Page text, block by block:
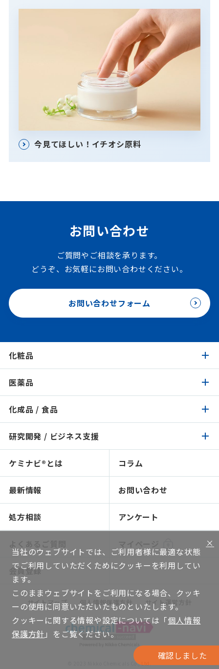
今見てほしい！イチオシ原料
お問い合わせ
ご質問やご相談を承ります。
どうぞ、お気軽にお問い合わせください。
お問い合わせフォーム
化粧品
化粧品トップ
製品検索
イチオシ原料
認証 / サステナビリティ
感触で選ぶ
NIKO-BEAUTY（コンセプト＆処方提案）
医薬品
医薬品トップ
製品検索
イチオシ原料
処方検索
化成品 / 食品
化成品 / 食品トップ
製品検索
ソリューション技術
研究開発 / ビジネス支援
研究開発 / ビジネス支援トップ
人材育成～開放研究室
ショールームのご紹介
ソリューション提案
グローバルネットワーク
機能評価
WEB講座
技術ハンドブック
ケミナビ®とは コラム
最新情報 お問い合わせ
処方相談 アンケート
会員登録
サイトマップ 個人情報保護方針 サイト運営方針
© 2023 Nikko Chemicals Co., Ltd.
×
当社のウェブサイトでは、ご利用者様に最適な状態
でご利用していただくためにクッキーを利用してい
ます。
このままウェブサイトをご利用になる場合、クッキ
ーの使用に同意いただいたものといたします。
クッキーに関する情報や設定については「個人情報
保護方針 」をご覧ください。
確認しました